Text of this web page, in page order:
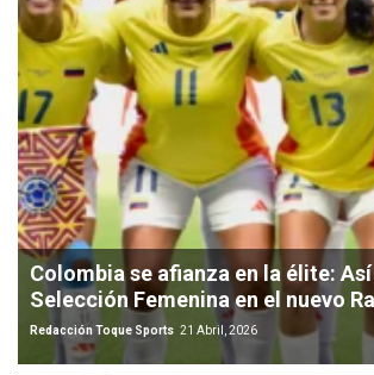
Colombia se afianza en la élite:
Selección Femenina en el nuevo
Redacción Toque Sports 21 Abril, 2026